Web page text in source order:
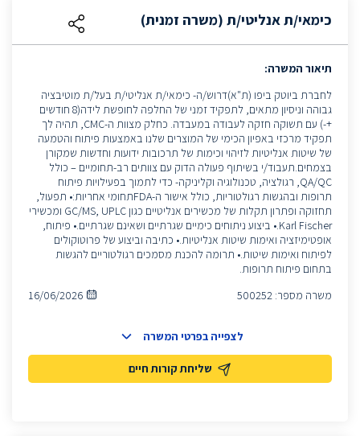
כימאי/ת אנליטי/ת (משרה זמנית)
תיאור המשרה:
לחברת ביוטק ביפו (ת"א)דרוש/ה- כימאי/ת אנליטי/ת בעל/ת מוטיבציה
גבוהה וניסיון מתאים, לתפקיד זמני של החלפה לחופשת לידה(8 חודשים
+-) עם תשוקה חזקה לעבודה במעבדה. כחלק מצוות ה-CMC, תהיה לך
תפקיד מרכזי באפיון הכימי של המוצרים שלנו באמצעות פיתוח והטמעה
של שיטות אנליטיות לזיהוי וכימות של תרכובות ידועות וחדשות שמקורן
בצמחים.תעבוד/י בשיתוף פעולה הדוק עם צוותים רב-תחומיים – כולל
QA/QC, רגולציה, טכנולוגיה וקליניקה- כדי לתמוך בפעילויות פיתוח
תרופות ובהגשות רגולטוריות, כולל אישור ה-FDAתחומי אחריות:• תפעול,
תחזוקה ופתרון תקלות של מכשירים אנליטיים כגון GC/MS, UPLC ומכשירי
Karl Fischer.• ביצוע ניתוחים כימיים שגרתיים ושאינם שגרתיים.• פיתוח,
אופטימיזציה ואימות שיטות אנליטיות.• כתיבה וביצוע של פרוטוקולים
לפיתוח ואימות שיטות.• תרומה להכנת מסמכים רגולטוריים להגשות
בתחום פיתוח תרופות.
משרה מספר: 500252
16/06/2026
שליחת קורות חיים
לצפייה בפרטי המשרה